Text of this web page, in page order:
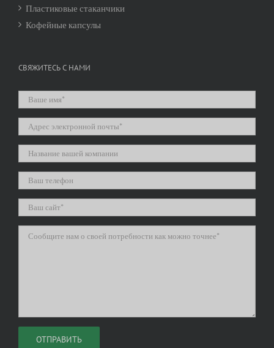
Пластиковые стаканчики
Кофейные капсулы
СВЯЖИТЕСЬ С НАМИ